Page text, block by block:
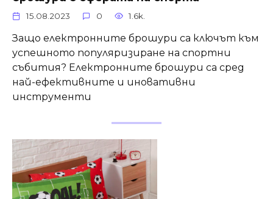
15.08.2023 0 1.6k.
Защо електронните брошури са ключът към
успешното популяризиране на спортни
събития? Електронните брошури са сред
най-ефективните и иновативни
инструменти